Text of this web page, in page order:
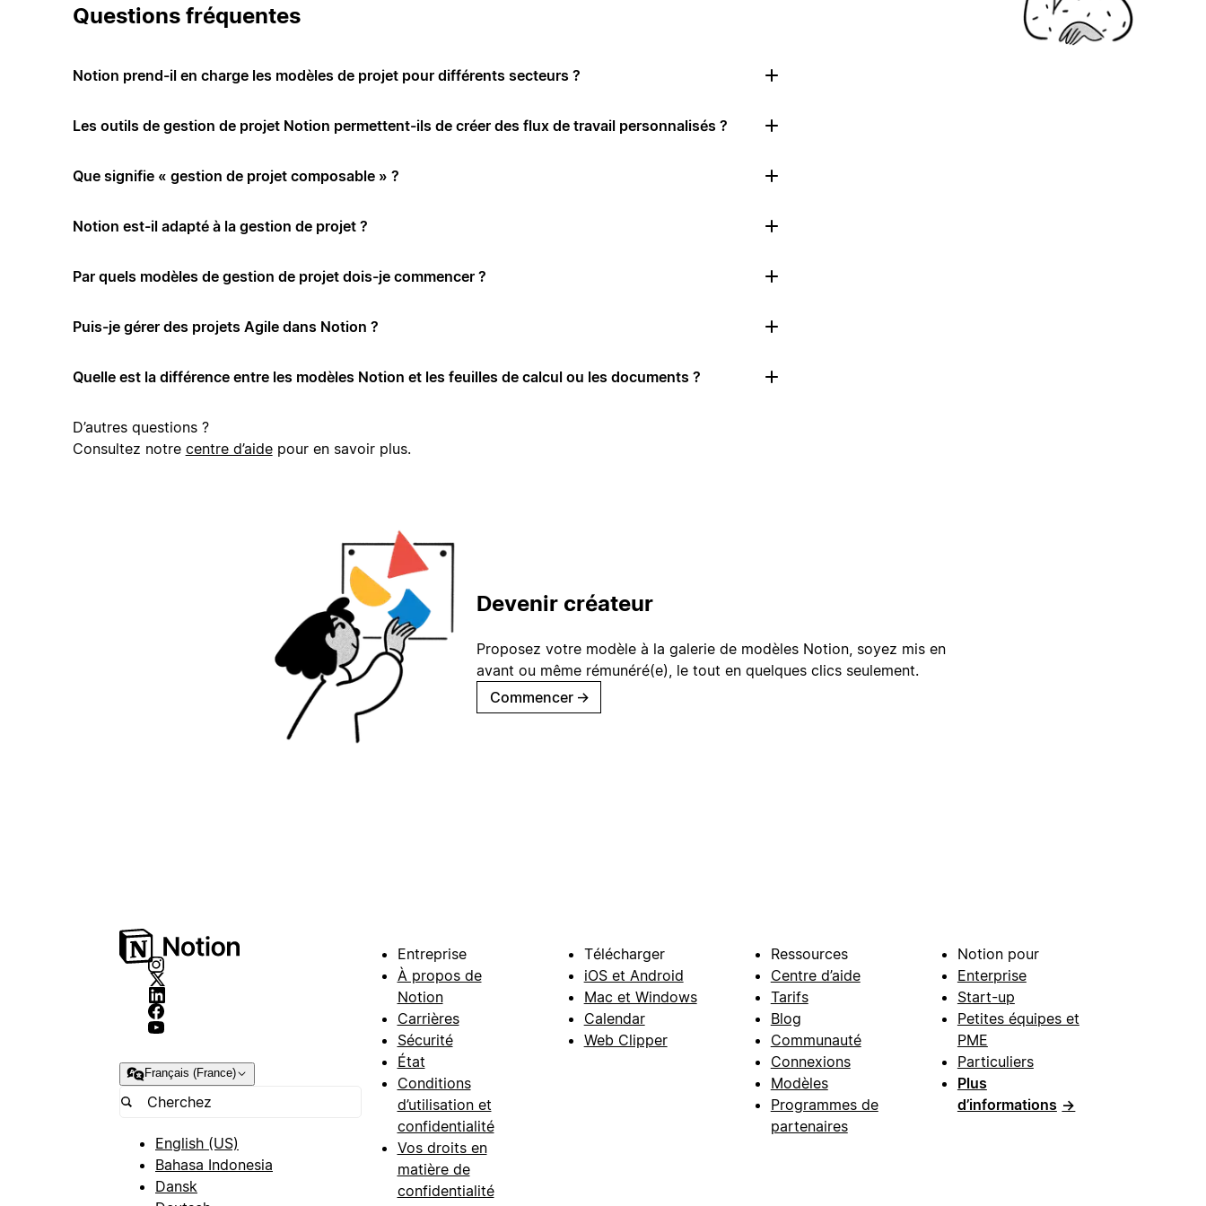
Questions fréquentes
Notion prend-il en charge les modèles de projet pour différents secteurs ?
Les outils de gestion de projet Notion permettent-ils de créer des flux de travail personnalisés ?
Que signifie « gestion de projet composable » ?
Notion est-il adapté à la gestion de projet ?
Par quels modèles de gestion de projet dois-je commencer ?
Puis-je gérer des projets Agile dans Notion ?
Quelle est la différence entre les modèles Notion et les feuilles de calcul ou les documents ?
D’autres questions ?
Consultez notre centre d’aidepour en savoir plus.
Devenir créateur
Proposez votre modèle à la galerie de modèles Notion, soyez mis en
avant ou même rémunéré(e), le tout en quelques clics seulement.
Commencer →
Français (France)
English (US)
Bahasa Indonesia
Dansk
Entreprise
À propos de
Notion
Carrières
Sécurité
État
Conditions
d’utilisation et
confidentialité
Vos droits en
matière de
confidentialité
Télécharger
iOS et Android
Mac et Windows
Calendar
Web Clipper
Ressources
Centre d’aide
Tarifs
Blog
Communauté
Connexions
Modèles
Programmes de
partenaires
Notion pour
Enterprise
Start-up
Petites équipes et
PME
Particuliers
Plus
d’informations →